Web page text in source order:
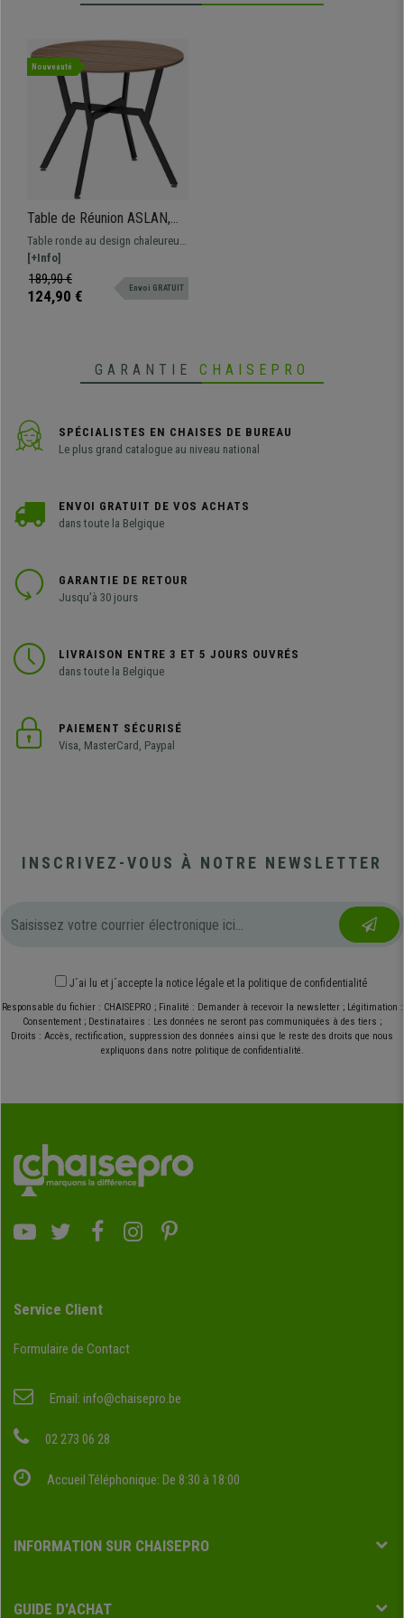
Nouveauté
Table de Réunion ASLAN,
Ronde, Structure En Acier, Ø
90 x 76 cm, En Bois, Couleur
Hêtre Foncé
Table ronde au design chaleureux
pour 2 personnes. Style nordique
avec pieds en boisl
[+Info]
189,90 €
124,90 € Envoi GRATUIT
GARANTIE CHAISEPRO
SPÉCIALISTES EN CHAISES DE BUREAU
Le plus grand catalogue au niveau national
ENVOI GRATUIT DE VOS ACHATS
dans toute la Belgique
GARANTIE DE RETOUR
Jusqu'à 30 jours
LIVRAISON ENTRE 3 ET 5 JOURS OUVRÉS
dans toute la Belgique
PAIEMENT SÉCURISÉ
Visa, MasterCard, Paypal
INSCRIVEZ-VOUS À NOTRE NEWSLETTER
J´ai lu et j´accepte la notice légale et la politique de confidentialité
Responsable du fichier : CHAISEPRO ; Finalité : Demander à recevoir la newsletter ; Légitimation :
Consentement ; Destinataires : Les données ne seront pas communiquées à des tiers ;
Droits : Accès, rectification, suppression des données ainsi que le reste des droits que nous
expliquons dans notre politique de confidentialité.
Service Client
Formulaire de Contact
Email: info@chaisepro.be
02 273 06 28
Accueil Téléphonique: De 8:30 à 18:00
INFORMATION SUR CHAISEPRO
GUIDE D'ACHAT